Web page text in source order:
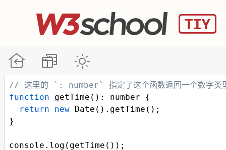
// 这里的 `: number` 指定了这个函数返回一个数字类
function
getTime (): number {
return
new Date (). getTime ();
}
console . log ( getTime ());